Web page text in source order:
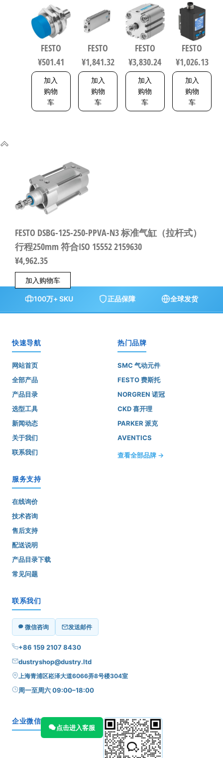
S-L 电感式
接近传感
器 符合EN
60947-5-2
150443
FESTO
¥501.41
加入
购物
车
缸 行程
200mm 缸
164075
FESTO
¥1,841.32
加入
购物
车
60-A-P-A 紧
凑型抗扭
气缸 行程
60mm 缸径
80mm
156833
FESTO
¥3,830.24
加入
购物
车
W-G18FD-L-
PNLK-
PNVBA-M8U
数字压力
传感器 符
合EN 60947-
5-2 8001232
FESTO
¥1,026.13
加入
购物
车
FESTO DSBG-125-250-PPVA-N3 标准气缸（拉杆式）
行程250mm 符合ISO 15552 2159630
¥4,962.35
加入购物车
100万+ SKU 正品保障 全球发货
快速导航
网站首页
全部产品
产品目录
选型工具
新闻动态
关于我们
联系我们
热门品牌
SMC 气动元件
FESTO 费斯托
NORGREN 诺冠
CKD 喜开理
PARKER 派克
AVENTICS
查看全部品牌 →
服务支持
在线询价
技术咨询
售后支持
配送说明
产品目录下载
常见问题
联系我们
微信咨询 发送邮件
+86 159 2107 8430
dustryshop@dustry.ltd
上海青浦区崧泽大道6066弄8号楼304室
周一至周六 09:00–18:00
企业微信
点击进入客服